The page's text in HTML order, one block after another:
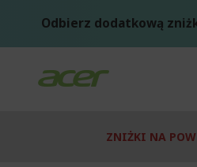
Odbierz dodatkową
ZNIŻKI NA